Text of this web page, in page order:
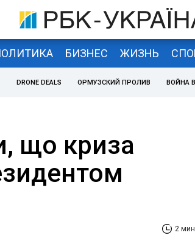
БИЗНЕС ЖИЗНЬ
DRONE DEALS ОРМУЗСКИЙ ПРОЛИВ ВОЙНА
що криза
2 мин